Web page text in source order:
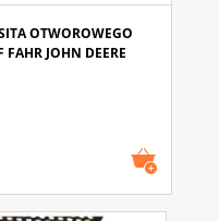
OTWOROWEGO
JOHN DEERE